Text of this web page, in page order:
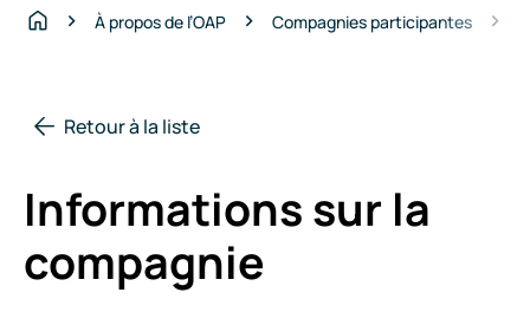
À propos de l’OAP Compagnies participantes
Retour à la liste
Informations sur la
compagnie